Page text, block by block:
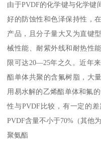
由于PVDF的化学键与化学键
好的防蚀性和色泽保持性，
产品，且分子量大又为直键
械性能、耐紫外线和耐热性
限可达20—25年之久。近年
酯单体共聚的含氟树脂，大
用易水解的乙烯酯单体和氟
性与PVDF比较，有一定的
PVDF含量不小于70%（其他
聚氨酯